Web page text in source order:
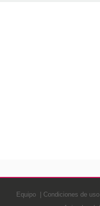
Equipo Condiciones de uso